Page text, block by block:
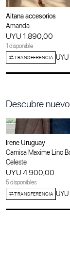
Aitana accesorios
Amanda
UYU 1.890,00
1 disponible
TRANSFERENCIA
Descubre
Irene Uruguay
Camisa Maxime Lino
Celeste
UYU 4.900,00
5 disponibles
TRANSFERENCIA